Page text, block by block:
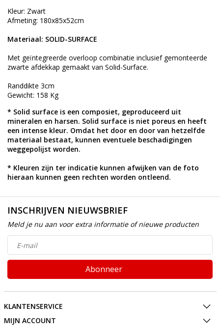
Kleur: Zwart
Afmeting: 180x85x52cm
Materiaal: SOLID-SURFACE
Met geïntegreerde overloop combinatie inclusief gemonteerde
zwarte afdekkap gemaakt van Solid-Surface.
Randdikte 3cm
Gewicht: 158 Kg
* Solid surface is een composiet, geproduceerd uit
mineralen en harsen. Solid surface is niet poreus en heeft
een intense kleur. Omdat het door en door van hetzelfde
materiaal bestaat, kunnen eventuele beschadigingen
weggepolijst worden.
* Kleuren zijn ter indicatie kunnen afwijken van de foto
hieraan kunnen geen rechten worden ontleend.
INSCHRIJVEN NIEUWSBRIEF
Meld je nu aan voor extra informatie of nieuwe producten
Abonneer
KLANTENSERVICE
MIJN ACCOUNT